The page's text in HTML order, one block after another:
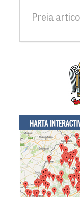
Preia